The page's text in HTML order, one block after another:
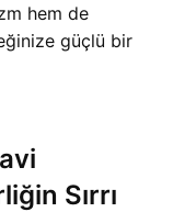
hem de
güçlü bir
Sırrı